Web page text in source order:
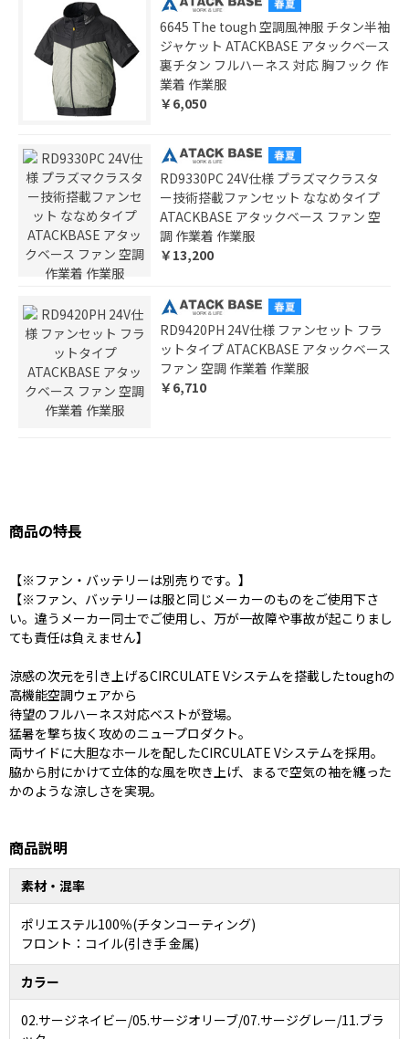
6645 The tough 空調風神服 チタン半袖
ジャケット ATACKBASE アタックベース
裏チタン フルハーネス 対応 胸フック 作
業着 作業服
￥6,050
RD9330PC 24V仕様 プラズマクラスタ
ー技術搭載ファンセット ななめタイプ
ATACKBASE アタックベース ファン 空
調 作業着 作業服
￥13,200
RD9420PH 24V仕様 ファンセット フラ
ットタイプ ATACKBASE アタックベース
ファン 空調 作業着 作業服
￥6,710
商品の特長
【※ファン・バッテリーは別売りです。】
【※ファン、バッテリーは服と同じメーカーのものをご使用下さ
い。違うメーカー同士でご使用し、万が一故障や事故が起こりまし
ても責任は負えません】
涼感の次元を引き上げるCIRCULATE Vシステムを搭載したtoughの
高機能空調ウェアから
待望のフルハーネス対応ベストが登場。
猛暑を撃ち抜く攻めのニュープロダクト。
両サイドに大胆なホールを配したCIRCULATE Vシステムを採用。
脇から肘にかけて立体的な風を吹き上げ、まるで空気の袖を纏った
かのような涼しさを実現。
商品説明
素材・混率
ポリエステル100％(チタンコーティング)
フロント：コイル(引き手 金属)
カラー
02.サージネイビー/05.サージオリーブ/07.サージグレー/11.ブラ